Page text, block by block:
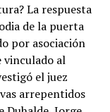
La respuesta
de la puerta
por asociación
al
el juez
arrepentidos